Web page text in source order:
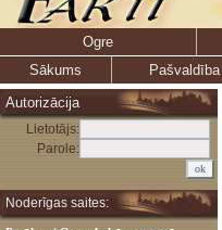
Ogre
Sākums
Pašvaldība
Autorizācija
Lietotājs:
Parole:
Noderīgas saites: